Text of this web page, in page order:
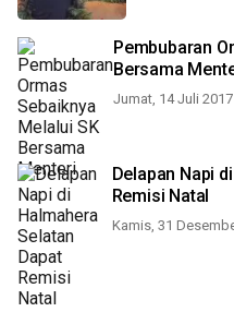
Pembubaran
Bersama
Jumat, 14 Juli
Delapan Napi
Remisi Natal
Kamis, 31